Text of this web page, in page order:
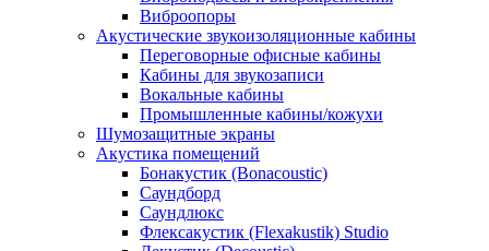
Виброопоры
Акустические звукоизоляционные кабины
Переговорные офисные кабины
Кабины для звукозаписи
Вокальные кабины
Промышленные кабины/кожухи
Шумозащитные экраны
Акустика помещений
Бонакустик (Bonacoustic)
Саундборд
Саундлюкс
Флексакустик (Flexakustik) Studio